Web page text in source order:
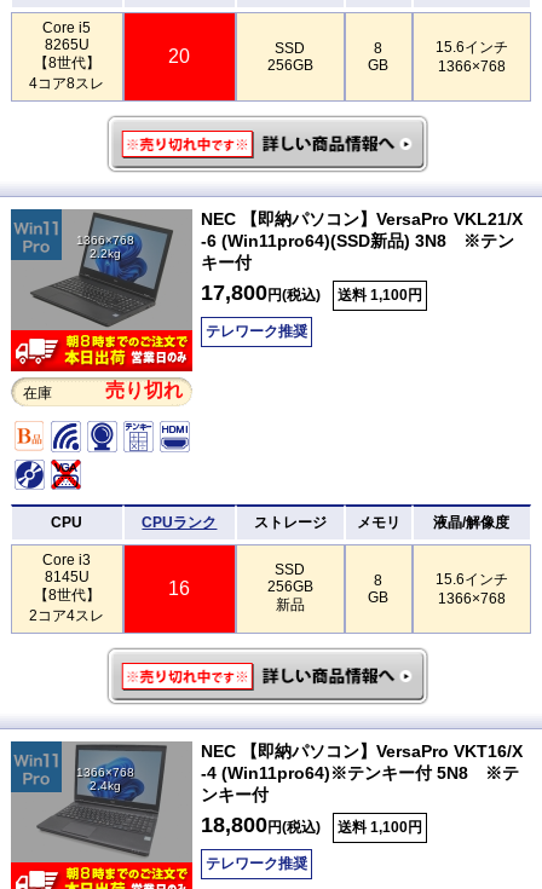
Core i5
8265U
【8世代】
4コア8スレ
20
SSD
256GB
8
GB
15.6インチ
1366×768
1366×768
2.2kg
在庫 売り切れ
NEC 【即納パソコン】VersaPro VKL21/X
-6 (Win11pro64)(SSD新品) 3N8 ※テン
キー付
17,800円(税込) 送料 1,100円
テレワーク推奨
CPU CPUランク ストレージ メモリ 液晶/解像度
Core i3
8145U
【8世代】
2コア4スレ
16
SSD
256GB
新品
8
GB
15.6インチ
1366×768
1366×768
2.4kg
NEC 【即納パソコン】VersaPro VKT16/X
-4 (Win11pro64)※テンキー付 5N8 ※テ
ンキー付
18,800円(税込) 送料 1,100円
テレワーク推奨